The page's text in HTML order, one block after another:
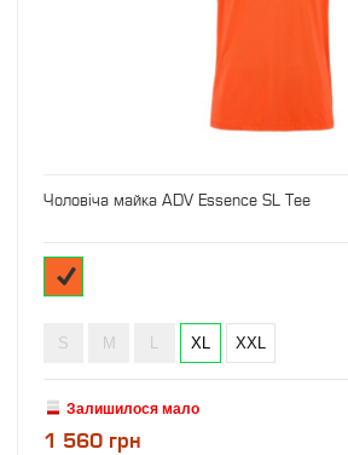
Чоловіча майка ADV Essence SL Tee
S M L XL XXL
Залишилося мало
1 560 грн